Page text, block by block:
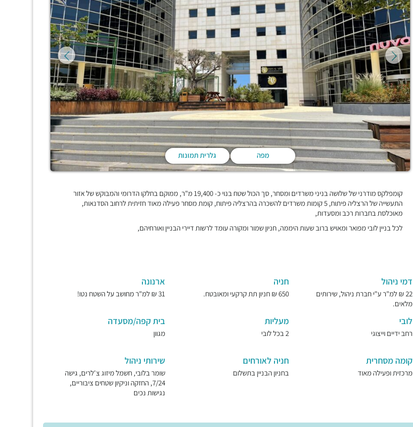
מפה גלרית תמונות
קומפלקס מודרני של שלושה בניני משרדים ומסחר, סך הכול שטח בנוי כ- 19,400 מ"ר, ממוקם בחלקו הדרומי והמבוקש של אזור
התעשייה של הרצליה פיתוח, 5 קומות משרדים להשכרה בהרצליה פיתוח, קומת מסחר פעילה מאוד חזיתית לרחוב הסדנאות,
מאוכלסת בחברות רכב ומסעדות,
לכל בניין לובי מפואר ומאויש ברוב שעות היממה, חניון שמור ומקורה עומד לרשות דיירי הבניין ואורחיהם,
דמי ניהול
22 ₪ למ"ר ע"י חברת ניהול, שירותים
מלאים.
חניה
650 ₪ חניון תת קרקעי ומאובטח.
ארנונה
31 ₪ למ"ר מחושב על השטח נטו!
לובי
רחב ידיים וייצוגי
מעליות
2 בכל לובי
בית קפה/מסעדה
מגוון
קומה מסחרית
מרכזית ופעילה מאוד
חניה לאורחים
בחניון הבניין בתשלום
שירותי ניהול
שומר בלובי, חשמל מיזוג צ'לרים, גישה
7/24, החזקה וניקיון שטחים ציבוריים,
נגישות נכים